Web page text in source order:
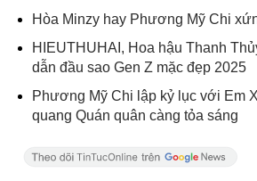
Hòa Minzy hay Phương Mỹ Chi
HIEUTHUHAI, Hoa hậu Thanh
dẫn đầu sao Gen Z mặc đẹp 2025
Phương Mỹ Chi lập kỷ lục với Em
quang Quán quân càng tỏa sáng